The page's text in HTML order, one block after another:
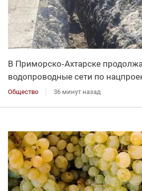
В Приморско‑Ахтарске
водопроводные сети по
Общество 36 минут назад